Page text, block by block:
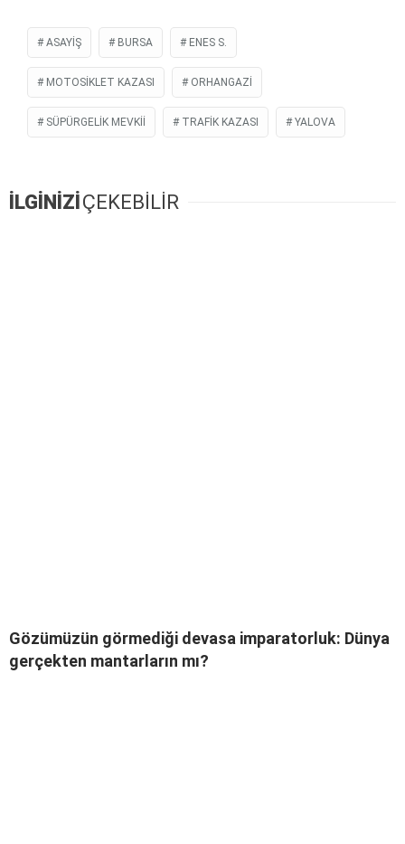
ASAYIŞ BURSA ENES S.
MOTOSIKLET KAZASI ORHANGAZI
SÜPÜRGELIK MEVKII TRAFİK KAZASI YALOVA
İLGİNİZİÇEKEBİLİR
Gözümüzün görmediği devasa imparatorluk: Dünya
gerçekten mantarların mı?